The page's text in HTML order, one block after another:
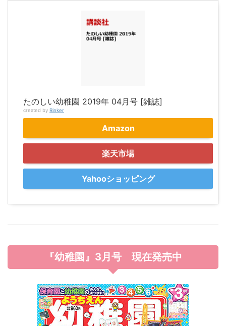
たのしい幼稚園 2019年 04月号 [雑誌]
created by Rinker
Amazon
楽天市場
Yahooショッピング
『幼稚園』3月号現在発売中